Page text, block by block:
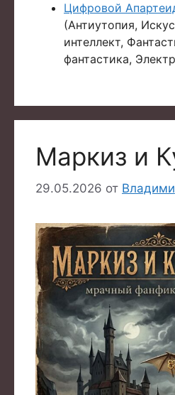
Цифровой
(Антиутопия,
интеллект,
фантастика,
Маркиз и
29.05.2026 от